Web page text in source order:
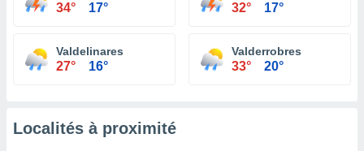
34° 17° 32° 17°
Valdelinares
27° 16°
Valderrobres
33° 20°
Localités à proximité